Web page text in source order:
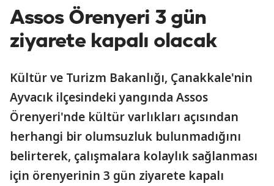
Assos Örenyeri 3 gün
ziyarete kapalı olacak
Kültür ve Turizm Bakanlığı, Çanakkale'nin
Ayvacık ilçesindeki yangında Assos
Örenyeri'nde kültür varlıkları açısından
herhangi bir olumsuzluk bulunmadığını
belirterek, çalışmalara kolaylık sağlanması
için örenyerinin 3 gün ziyarete kapalı